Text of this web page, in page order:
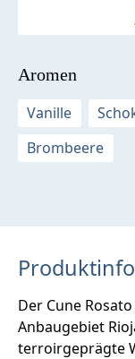
Aromen
Vanille
Brombeere
Der Cune
Anbaugebiet
terroirgeprägte